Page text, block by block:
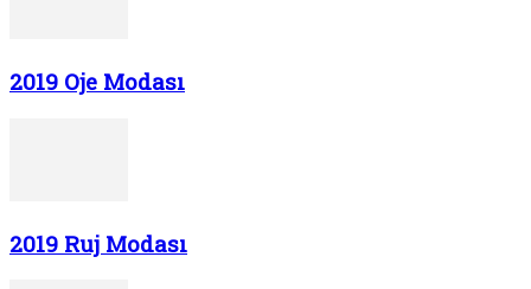
2019 Oje Modası
2019 Ruj Modası